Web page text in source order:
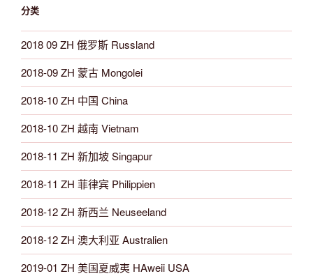
分类
2018 09 ZH 俄罗斯 Russland
2018-09 ZH 蒙古 Mongolei
2018-10 ZH 中国 China
2018-10 ZH 越南 Vietnam
2018-11 ZH 新加坡 Singapur
2018-11 ZH 菲律宾 Philippien
2018-12 ZH 新西兰 Neuseeland
2018-12 ZH 澳大利亚 Australien
2019-01 ZH 美国夏威夷 HAweii USA